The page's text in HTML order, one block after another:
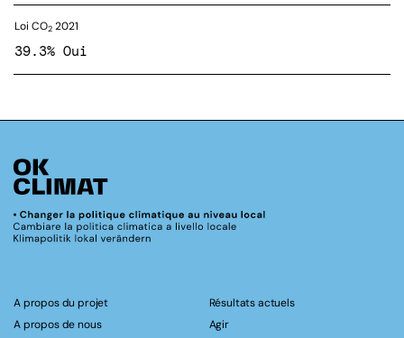
Loi CO2 2021
39.3% Oui
A propos du projet
A propos de nous
Résultats actuels
Agir